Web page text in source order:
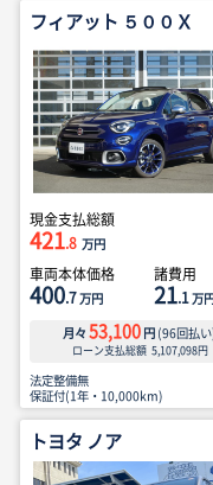
フィアット ５００Ｘ
現金支払総額
421.8 万円
車両本体価格
400.7万円
諸費用
21.1万
月々 53,100 円 (96回払
ローン支払総額 5,107,098円
法定整備無
保証付(1年・10,000km)
トヨタ ノア